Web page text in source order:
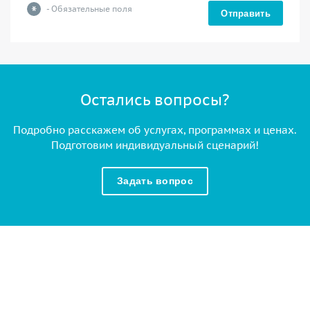
* - Обязательные поля Отправить
Остались вопросы?
Подробно расскажем об услугах, программах и ценах.
Подготовим индивидуальный сценарий!
Задать вопрос